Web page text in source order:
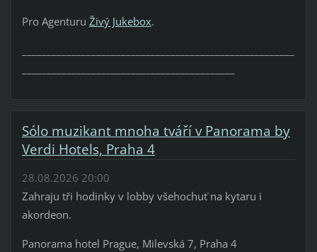
Pro Agenturu Živý Jukebox.
Sólo muzikant mnoha tváří v Panorama by
Verdi Hotels, Praha 4
28.08.2026 20:00
Zahraju tři hodinky v lobby všehochuť na kytaru i
akordeon.
Panorama hotel Prague, Milevská 7, Praha 4